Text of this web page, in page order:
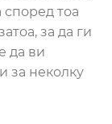
според тоа
за да ги
да ви
за неколку